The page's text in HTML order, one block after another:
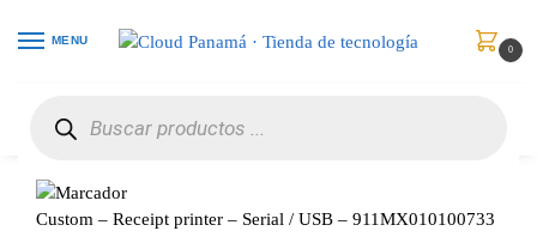
MENU
0
Custom – Receipt printer – Serial / USB – 911MX010100733